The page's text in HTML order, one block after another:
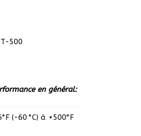
500
en général:
(-60 °C) à +500°F